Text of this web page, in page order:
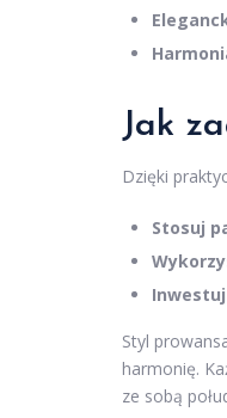
Jak
Dzięki
Stosuj
Styl
harmonię.
ze sobą